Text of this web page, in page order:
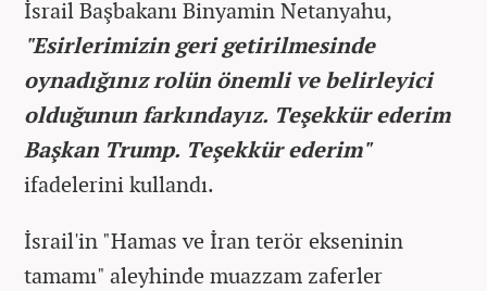
İsrail Başbakanı Binyamin Netanyahu,
"Esirlerimizin geri getirilmesinde
oynadığınız rolün önemli ve belirleyici
olduğunun farkındayız. Teşekkür ederim
Başkan Trump. Teşekkür ederim"
ifadelerini kullandı.
İsrail'in "Hamas ve İran terör ekseninin
tamamı" aleyhinde muazzam zaferler